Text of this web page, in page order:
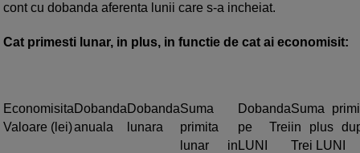
cont cu dobanda aferenta lunii care s-a incheiat.
Cat primesti lunar, in plus, in functie de cat ai economisit:
Economisita
Valoare (lei)
Dobanda
anuala
Dobanda
lunara
Suma
primita
lunar in
Dobanda
pe Trei
LUNI
Suma
in plus
Trei LUNI